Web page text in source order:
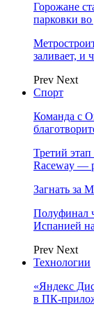
Горожане
парковки
заливает, и
Prev Next
Спорт
Команда с
Третий
Raceway —
Загнать за
Полуфинал
Испанией
Prev Next
Технологии
«Яндекс
в ПК-